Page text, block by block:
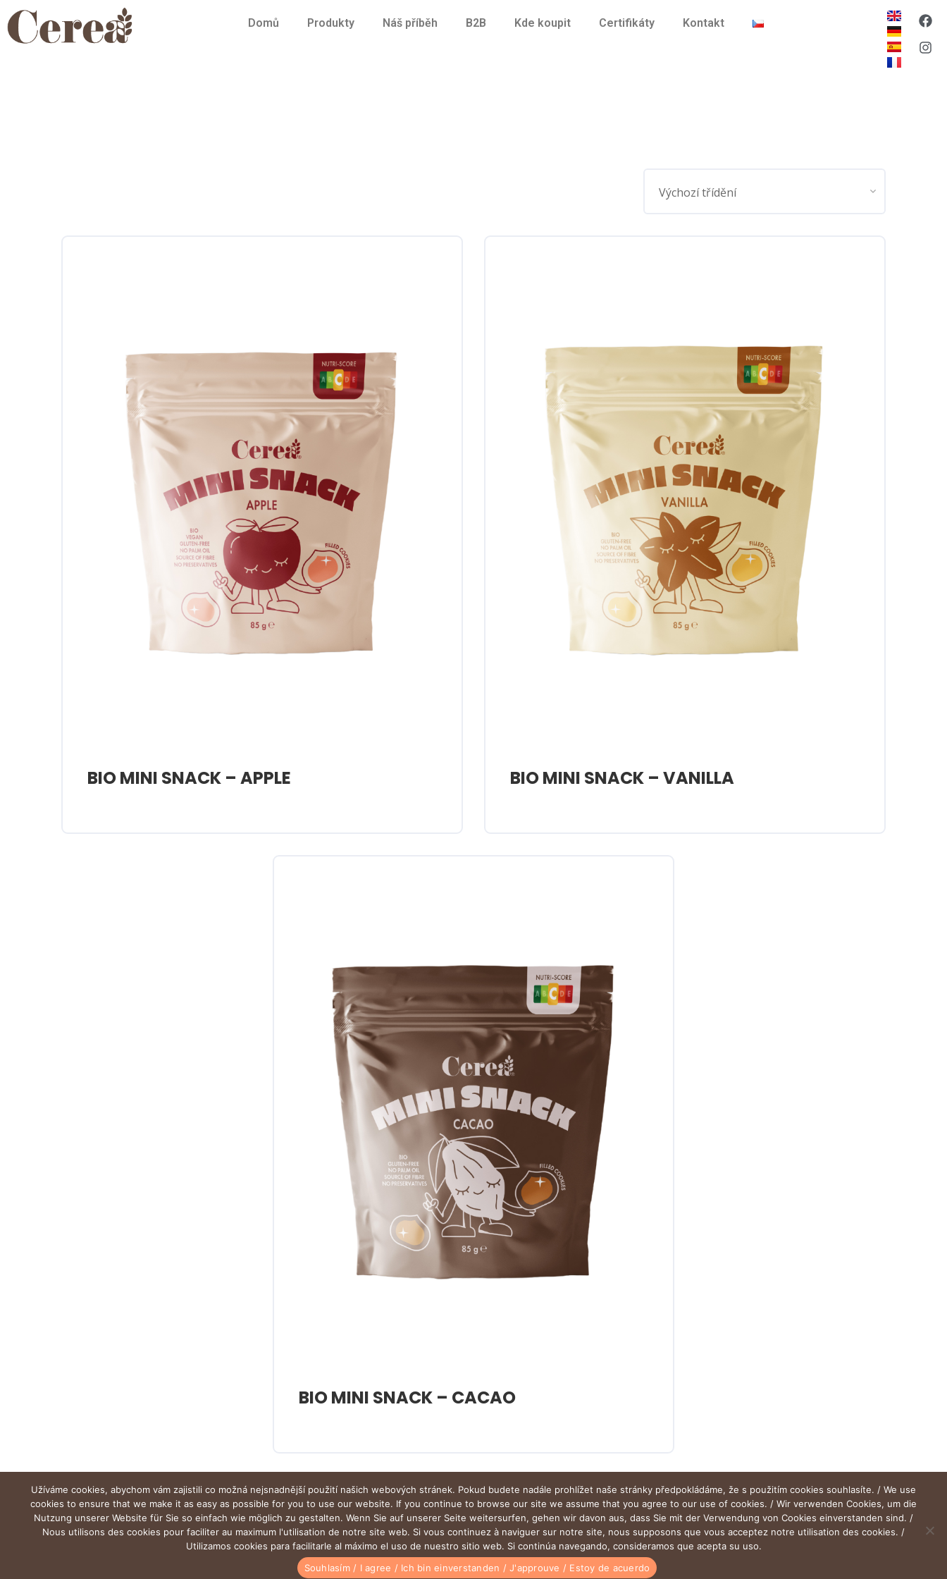
Domů Produkty Náš příběh B2B Kde koupit Certifikáty Kontakt
BIO MINI SNACK – APPLE BIO MINI SNACK – VANILLA
BIO MINI SNACK – CACAO
KE STAŽENÍ | DOWNLOAD | DOTACE | EU FUNDING
Užíváme cookies, abychom vám zajistili co možná nejsnadnější použití našich webových stránek. Pokud budete nadále prohlížet naše stránky předpokládáme, že s použitím cookies souhlasíte. / We use
cookies to ensure that we make it as easy as possible for you to use our website. If you continue to browse our site we assume that you agree to our use of cookies. / Wir verwenden Cookies, um die
Nutzung unserer Website für Sie so einfach wie möglich zu gestalten. Wenn Sie auf unserer Seite weitersurfen, gehen wir davon aus, dass Sie mit der Verwendung von Cookies einverstanden sind. /
Nous utilisons des cookies pour faciliter au maximum l'utilisation de notre site web. Si vous continuez à naviguer sur notre site, nous supposons que vous acceptez notre utilisation des cookies. /
Utilizamos cookies para facilitarle al máximo el uso de nuestro sitio web. Si continúa navegando, consideramos que acepta su uso.
Souhlasím / I agree / Ich bin einverstanden / J'approuve / Estoy de acuerdo